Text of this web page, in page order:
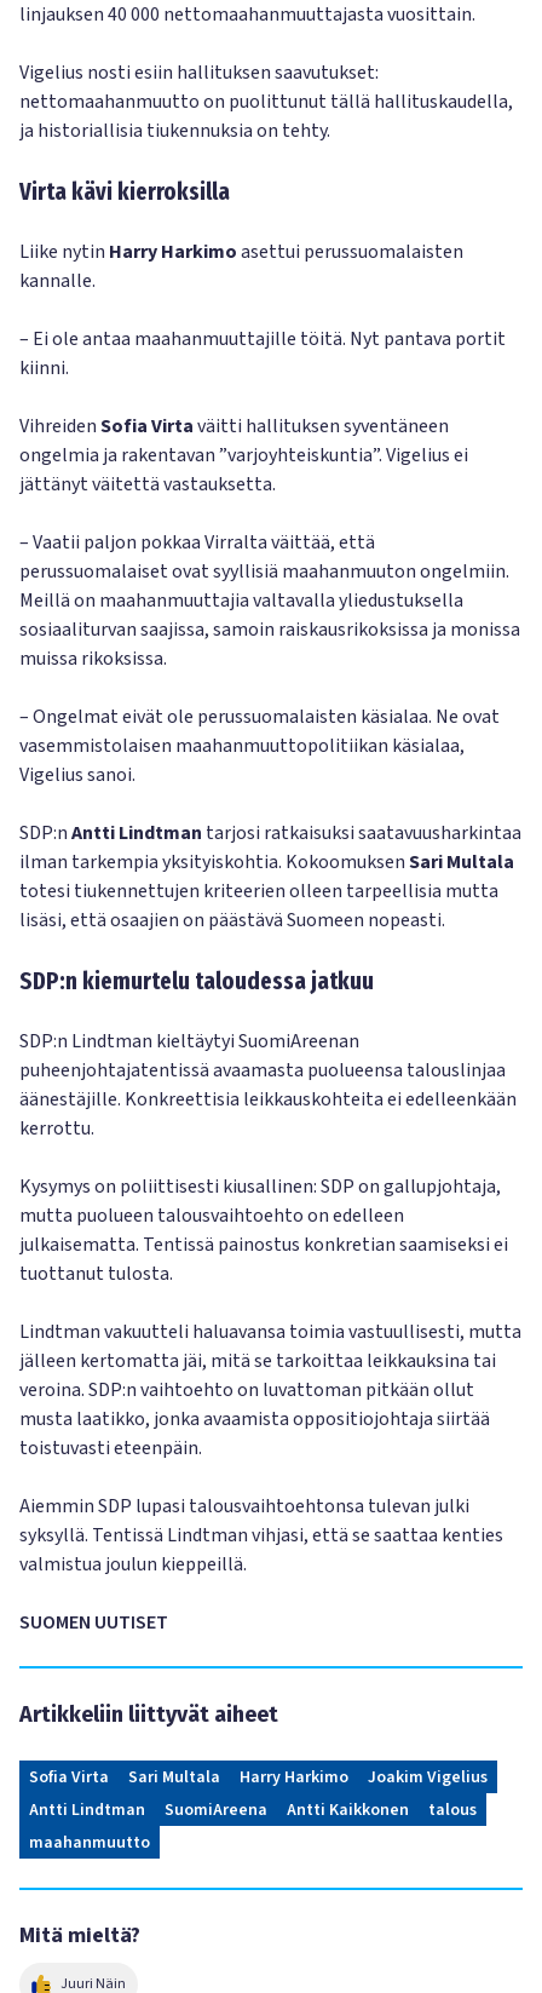
linjauksen 40 000 nettomaahanmuuttajasta vuosittain.
Vigelius nosti esiin hallituksen saavutukset:
nettomaahanmuutto on puolittunut tällä hallituskaudella,
ja historiallisia tiukennuksia on tehty.
Virta kävi kierroksilla
Liike nytin Harry Harkimoasettui perussuomalaisten
kannalle.
– Ei ole antaa maahanmuuttajille töitä. Nyt pantava portit
kiinni.
VihreidenSofia Virtaväitti hallituksen syventäneen
ongelmia ja rakentavan ”varjoyhteiskuntia”. Vigelius ei
jättänyt väitettä vastauksetta.
– Vaatii paljon pokkaa Virralta väittää, että
perussuomalaiset ovat syyllisiä maahanmuuton ongelmiin.
Meillä on maahanmuuttajia valtavalla yliedustuksella
sosiaaliturvan saajissa, samoin raiskausrikoksissa ja monissa
muissa rikoksissa.
– Ongelmat eivät ole perussuomalaisten käsialaa. Ne ovat
vasemmistolaisen maahanmuuttopolitiikan käsialaa,
Vigelius sanoi.
SDP:nAntti Lindtman tarjosi ratkaisuksi saatavuusharkintaa
ilman tarkempia yksityiskohtia. KokoomuksenSari Multala
totesi tiukennettujen kriteerien olleen tarpeellisia mutta
lisäsi, että osaajien on päästävä Suomeen nopeasti.
SDP:n kiemurtelu taloudessa jatkuu
SDP:n Lindtman kieltäytyi SuomiAreenan
puheenjohtajatentissä avaamasta puolueensa talouslinjaa
äänestäjille. Konkreettisia leikkauskohteita ei edelleenkään
kerrottu.
Kysymys on poliittisesti kiusallinen: SDP on gallupjohtaja,
mutta puolueen talousvaihtoehto on edelleen
julkaisematta. Tentissä painostus konkretian saamiseksi ei
tuottanut tulosta.
Lindtman vakuutteli haluavansa toimia vastuullisesti, mutta
jälleen kertomatta jäi, mitä se tarkoittaa leikkauksina tai
veroina. SDP:n vaihtoehto on luvattoman pitkään ollut
musta laatikko, jonka avaamista oppositiojohtaja siirtää
toistuvasti eteenpäin.
Aiemmin SDP lupasi talousvaihtoehtonsa tulevan julki
syksyllä. Tentissä Lindtman vihjasi, että se saattaa kenties
valmistua joulun kieppeillä.
SUOMEN UUTISET
Artikkeliin liittyvät aiheet
Sofia Virta Sari Multala Harry Harkimo
Joakim Vigelius
Antti Lindtman
SuomiAreena Antti Kaikkonen
talous
maahanmuutto
Mitä mieltä?
Juuri Näin